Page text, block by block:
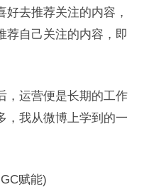
去推荐关注的内容，
荐自己关注的内容，即
，运营便是长期的工作
，我从微博上学到的一
赋能)